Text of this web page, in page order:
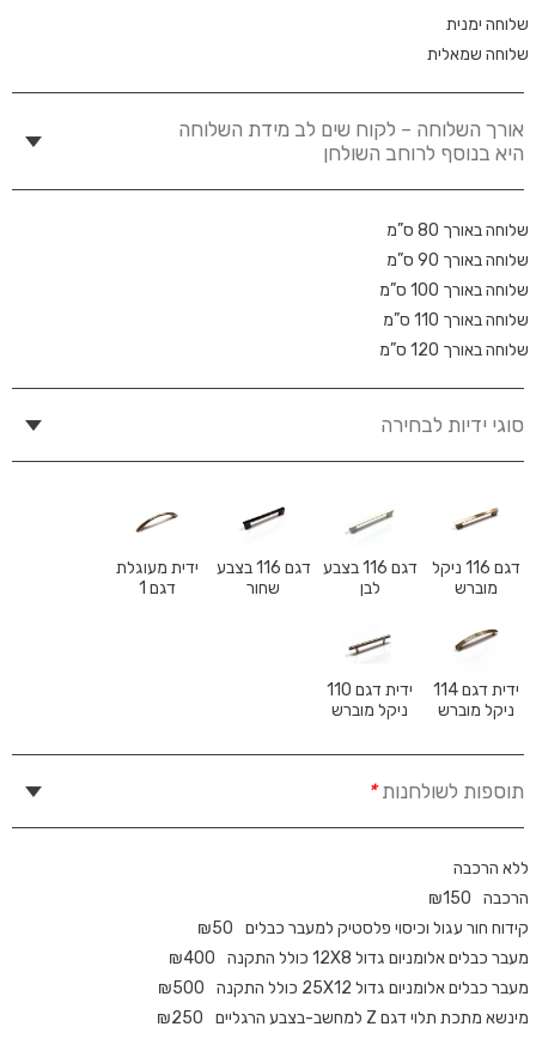
שלוחה ימנית
שלוחה שמאלית
אורך השלוחה – לקוח שים לב מידת השלוחה
היא בנוסף לרוחב השולחן
שלוחה באורך 80 ס”מ
שלוחה באורך 90 ס”מ
שלוחה באורך 100 ס”מ
שלוחה באורך 110 ס”מ
שלוחה באורך 120 ס”מ
סוגי ידיות לבחירה
דגם 116 ניקל
מוברש
דגם 116 בצבע
לבן
דגם 116 בצבע
שחור
ידית מעוגלת
דגם 1
ידית דגם 114
ניקל מוברש
ידית דגם 110
ניקל מוברש
תוספות לשולחנות*
ללא הרכבה
הרכבה
₪150
קידוח חור עגול וכיסוי פלסטיק למעבר כבלים
₪50
מעבר כבלים אלומניום גדול 12X8 כולל התקנה
₪400
מעבר כבלים אלומניום גדול 25X12 כולל התקנה
₪500
מינשא מתכת תלוי דגם Z למחשב-בצבע הרגליים
₪250